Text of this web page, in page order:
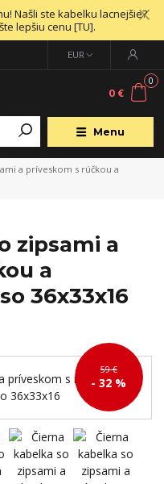
Našli ste kabelku lacnejšie?
lepšiu cenu [TU].
Menu
EUR
0
0 €
a príveskom s rúčkou a
zipsami a
a
36x33x16
59 €
- 32 %